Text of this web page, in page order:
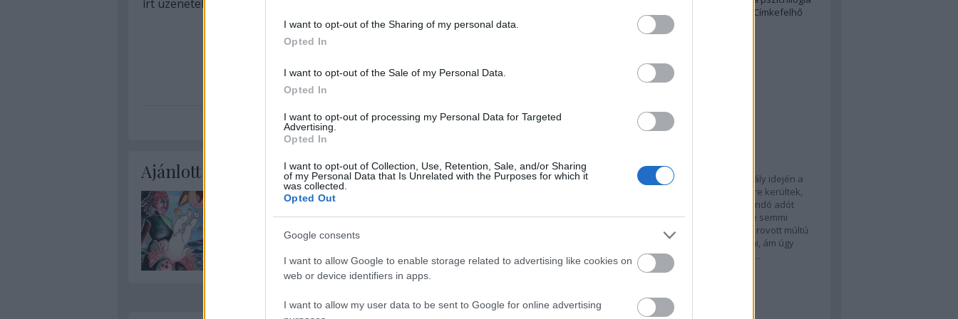
I want to opt-out of the Sharing of my personal data.
Opted In
I want to opt-out of the Sale of my Personal Data.
Opted In
I want to opt-out of processing my Personal Data for Targeted
Advertising.
Opted In
I want to opt-out of Collection, Use, Retention, Sale, and/or Sharing
of my Personal Data that Is Unrelated with the Purposes for which it
was collected.
Opted Out
Google consents
I want to allow Google to enable storage related to advertising like cookies on
web or device identifiers in apps.
I want to allow my user data to be sent to Google for online advertising
írt üzeneteket helyezett el.
Szólj hozzá!
Ajánlott bejegyzések:
pszichológiaszürrealizmus Címkefelhő
Moravcsik Alapítvány
Blogajánló
Kunisada Chuji
Az 1840-41 környéki hatalmas aszály idején a
parasztok az éhenhalás küszöbére kerültek,
mert a helyi daimyo nem volt hajlandó adót
csökkenteni, hiába nem volt szinte semmi
termés. A méltánytalanság ellen a rovott múltú
Kunisada Chuji próbál meg fellépni, ám úgy
alakul, hogy a daimyo elhalálozik.…
asianmovies.blog.hu